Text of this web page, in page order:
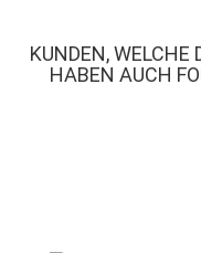
KUNDEN, WELCHE
HABEN AUCH